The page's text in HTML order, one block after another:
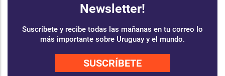
Newsletter!
Suscríbete y recibe todas las mañanas en tu correo lo
más importante sobre Uruguay y el mundo.
SUSCRÍBETE